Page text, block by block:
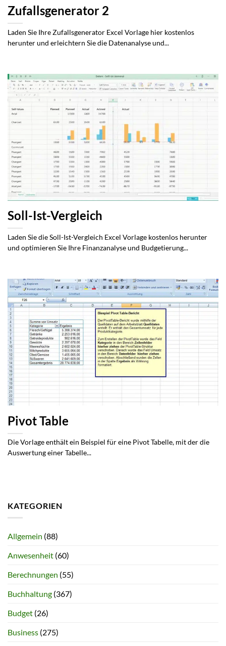
Zufallsgenerator 2
Laden Sie Ihre Zufallsgenerator Excel Vorlage hier kostenlos
herunter und erleichtern Sie die Datenanalyse und...
Soll-Ist-Vergleich
Laden Sie die Soll-Ist-Vergleich Excel Vorlage kostenlos herunter
und optimieren Sie Ihre Finanzanalyse und Budgetierung...
Pivot Table
Die Vorlage enthält ein Beispiel für eine Pivot Tabelle, mit der die
Auswertung einer Tabelle...
KATEGORIEN
Allgemein (88)
Anwesenheit (60)
Berechnungen (55)
Buchhaltung (367)
Budget (26)
Business (275)